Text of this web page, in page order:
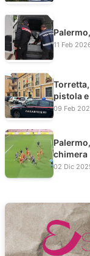
11 Feb
pistola
09 Feb
chimera
02 Dic